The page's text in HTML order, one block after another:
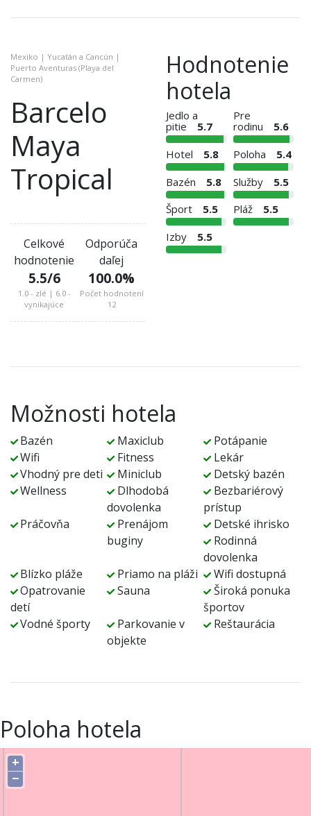
Mexiko | Yucatán a Cancún |
Puerto Aventuras (Playa del
Carmen)
Barcelo
Maya
Tropical
Celkové
hodnotenie
5.5/6
1.0 - zlé | 6.0 -
vynikajúce
Odporúča
daľej
100.0%
Počet hodnotení
12
Hodnotenie
hotela
Jedlo a
pitie
5.7
Pre
rodinu
5.6
Hotel
5.8 Poloha
5.4
Bazén
5.8 Služby
5.5
Šport
5.5 Pláž
5.5
Izby
5.5
Možnosti hotela
Bazén Maxiclub
Potápanie
Wifi
Fitness
Lekár
Vhodný pre deti
Miniclub
Detský bazén
Wellness
Dlhodobá
dovolenka
Bezbariérový
prístup
Práčovňa
Prenájom
buginy
Detské ihrisko
Rodinná
dovolenka
Blízko pláže
Priamo na pláži
Wifi dostupná
Opatrovanie
detí
Sauna
Široká ponuka
športov
Vodné športy
Parkovanie v
objekte
Reštaurácia
Poloha hotela
+
−